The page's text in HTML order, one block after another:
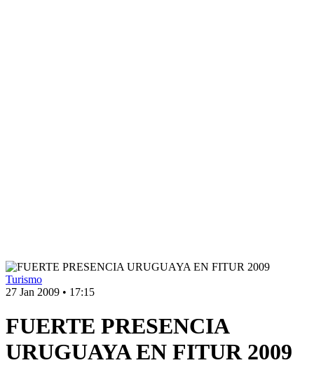
Turismo
27 Jan 2009 • 17:15
FUERTE PRESENCIA
URUGUAYA EN FITUR 2009